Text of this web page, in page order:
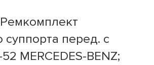
суппорта перед. с
MERCEDES-BENZ;